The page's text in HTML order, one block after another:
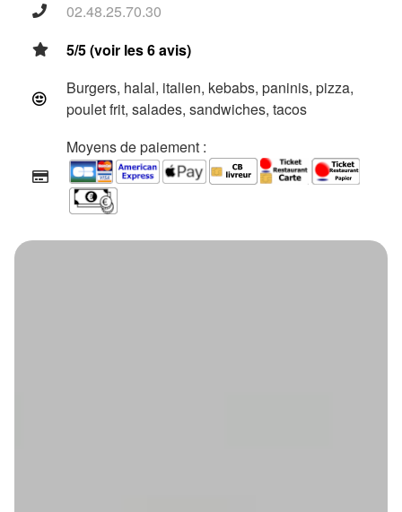
02.48.25.70.30
5/5 (voir les 6 avis)
Burgers, halal, italien, kebabs, paninis, pizza,
poulet frit, salades, sandwiches, tacos
Moyens de paiement :